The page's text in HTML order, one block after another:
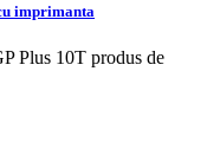
imprimanta
Plus 10T produs de